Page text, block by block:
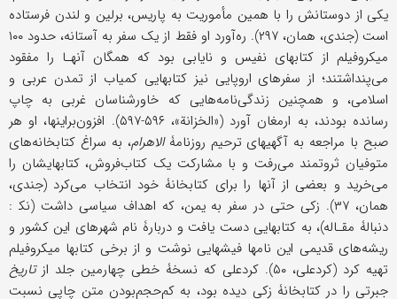
یکی از دوستانش را با همین مأموریت به پاریس، برلین و لندن فرستاده
است (جندی، همان، ۲۹۷). ره‌آورد او فقط از یک سفر به آستانه، حدود ۱۰۰
میکروفیلم از کتابهای نفیس و نایابی بود که همگان آنهـا را مفقود
می‌پنداشتند؛ از سفرهای اروپایی نیز کتابهایی کمیاب از تمدن عربی و
اسلامی، و همچنین زندگی‌نامه‌هایی که خاورشناسان غربی به چاپ
رسانده بودند، به ارمغان آورد («الخزانة»، ۵۹۶-۵۹۷). افزون‌براینها، او هر
صبح با مراجعه به آگهیهای ترحیم روزنامۀالاهرام، به سراغ کتابخانه‌های
متوفیان ثروتمند می‌رفت و با مشارکت یک کتاب‌فروش، کتابهایشان را
می‌خرید و بعضی از آنها را برای کتابخانۀ خود انتخاب می‌کرد (جندی،
همان، ۳۷). زکی حتى در سفر به یمن، که اهداف سیاسی داشت (نک‍ :
دنبالۀ مقـاله)، به کتابهایی دست یافت و دربارۀ نام شهرهای این کشور و
ریشه‌های قدیمی این نامها فیشهایی نوشت و از برخی کتابها میکروفیلم
تهیه کرد (کردعلی، ۵۰). کردعلی که نسخۀ خطی چهارمین جلد از
تاریخ
جبرتی را در کتابخانۀ زکی دیده بود، به کم‌حجم‌بودن متن چاپی نسبت